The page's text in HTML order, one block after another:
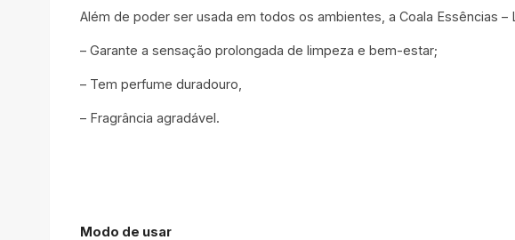
Além de poder ser usada em todos os ambientes, a Coala Essências
– Garante a sensação prolongada de limpeza e bem-estar;
– Tem perfume duradouro,
– Fragrância agradável.
Modo de usar